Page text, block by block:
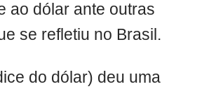
ao dólar ante outras
se refletiu no Brasil.
do dólar) deu uma